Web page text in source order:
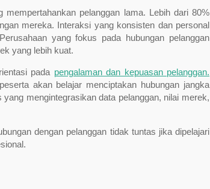
pelanggan lama. Lebih dari 80%
mereka. Interaksi yang konsisten dan personal
yang fokus pada hubungan pelanggan
yang lebih kuat.
pada pengalaman dan kepuasan pelanggan.
akan belajar menciptakan hubungan jangka
mengintegrasikan data pelanggan, nilai merek,
dengan pelanggan tidak tuntas jika dipelajari